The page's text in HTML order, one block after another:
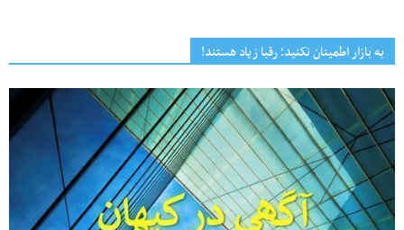
به بازار اطمینان نکنید؛ رقبا زیاد هستند!